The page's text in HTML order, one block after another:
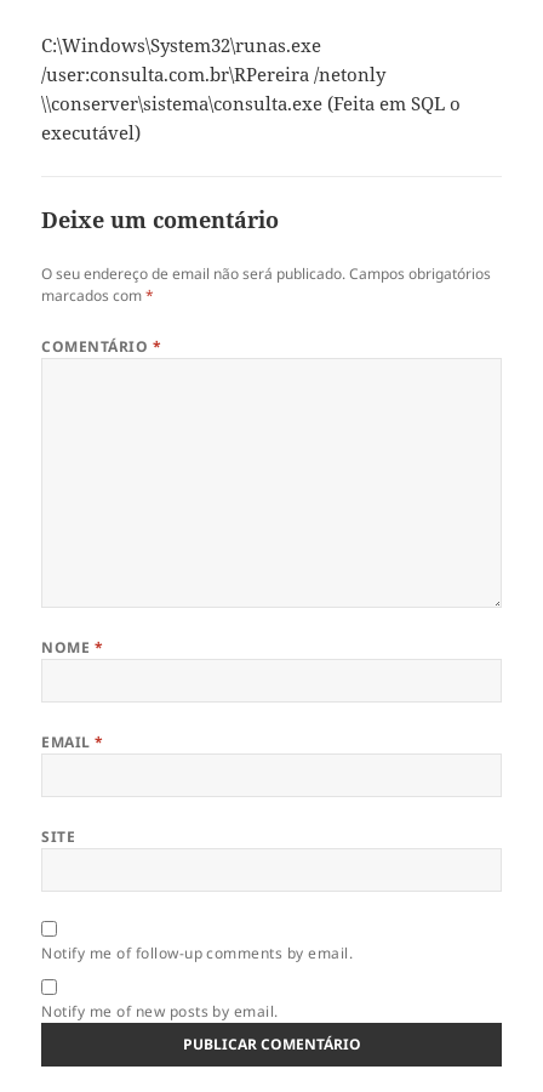
C:\Windows\System32\runas.exe
/user:consulta.com.br\RPereira /netonly
\\conserver\sistema\consulta.exe (Feita em SQL o
executável)
Deixe um comentário
O seu endereço de email não será publicado. Campos obrigatórios
marcados com*
COMENTÁRIO *
NOME *
EMAIL*
SITE
Notify me of follow-up comments by email.
Notify me of new posts by email.